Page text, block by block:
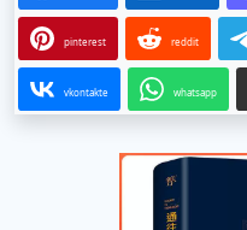
pinterest reddit
vkontakte whatsapp